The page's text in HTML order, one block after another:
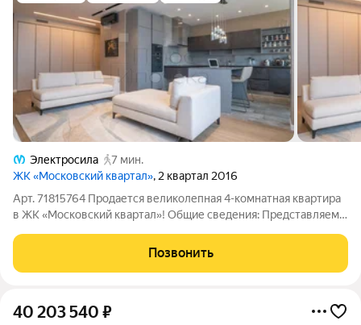
Электросила
7 мин.
ЖК «Московский квартал», 2 квартал 2016
Арт. 71815764 Продается великолепная 4-комнатная квартира
в ЖК «Московский квартал»! Общие сведения: Представляем
расположенный в престижном жилом комплексе,
построенном в 2014 году, всего в 3 минутах
Позвонить
40 203 540 ₽